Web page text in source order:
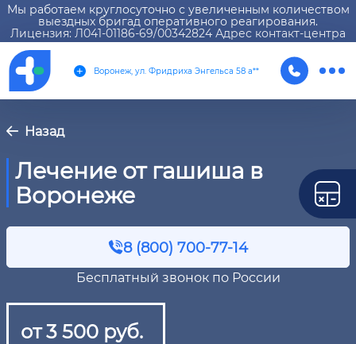
Мы работаем круглосуточно с увеличенным количеством
выездных бригад оперативного реагирования.
Лицензия: Л041-01186-69/00342824 Адрес контакт-центра
Воронеж, ул. Фридриха Энгельса 58 а**
Назад
Лечение от гашиша в
Воронеже
8 (800) 700-77-14
Бесплатный звонок по России
от 3 500 руб.